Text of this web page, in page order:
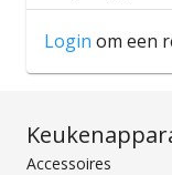
Login om een
Accessoires